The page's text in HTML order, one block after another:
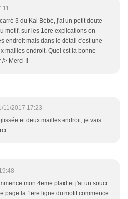
3 du Kal Bébé, j'ai un petit doute
motif, sur les 1ère explications on
endroit mais dans le détail c'est une
mailles endroit. Quel est la bonne
/> Merci !!
11/2017 17:23
et deux mailles endroit, je vais
mon 4eme plaid et j'ai un souci
page la 1ere ligne du motif commence